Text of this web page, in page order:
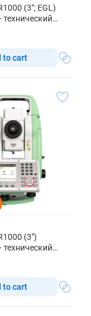
(3"; EGL)
to cart
(3")
to cart